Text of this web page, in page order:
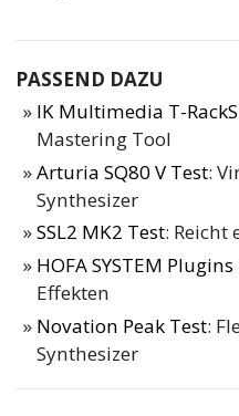
PASSEND DAZU
IK Multimedia T-
Mastering Tool
Arturia SQ80 V Test:
Synthesizer
SSL2 MK2 Test: Reicht
HOFA SYSTEM
Effekten
Novation Peak Test:
Synthesizer